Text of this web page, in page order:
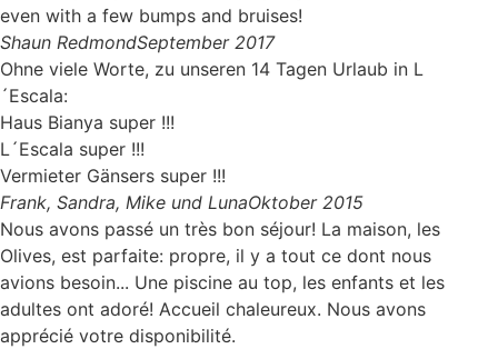
even with a few bumps and bruises!
Shaun RedmondSeptember 2017
Ohne viele Worte, zu unseren 14 Tagen Urlaub in L
´Escala:
Haus Bianya super !!!
L´Escala super !!!
Vermieter Gänsers super !!!
Frank, Sandra, Mike und LunaOktober 2015
Nous avons passé un très bon séjour! La maison, les
Olives, est parfaite: propre, il y a tout ce dont nous
avions besoin... Une piscine au top, les enfants et les
adultes ont adoré! Accueil chaleureux. Nous avons
apprécié votre disponibilité.